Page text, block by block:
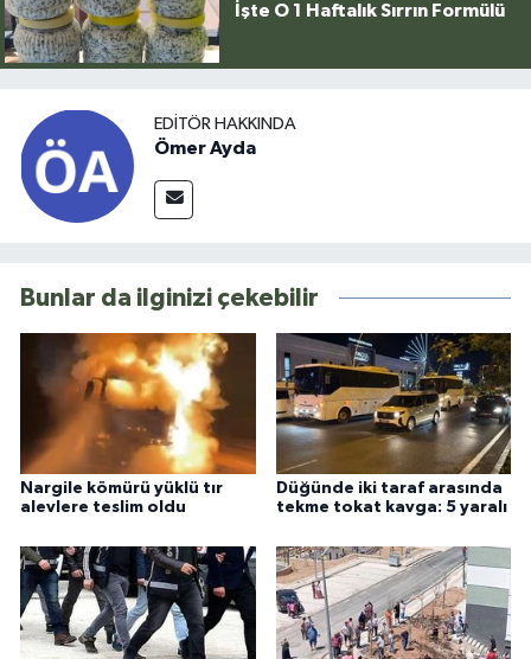
İşte O 1 Haftalık Sırrın Formülü
EDITÖR HAKKINDA
Ömer Ayda
Bunlar da ilginizi çekebilir
Nargile kömürü yüklü tır
alevlere teslim oldu
Düğünde iki taraf arasında
tekme tokat kavga: 5 yaralı